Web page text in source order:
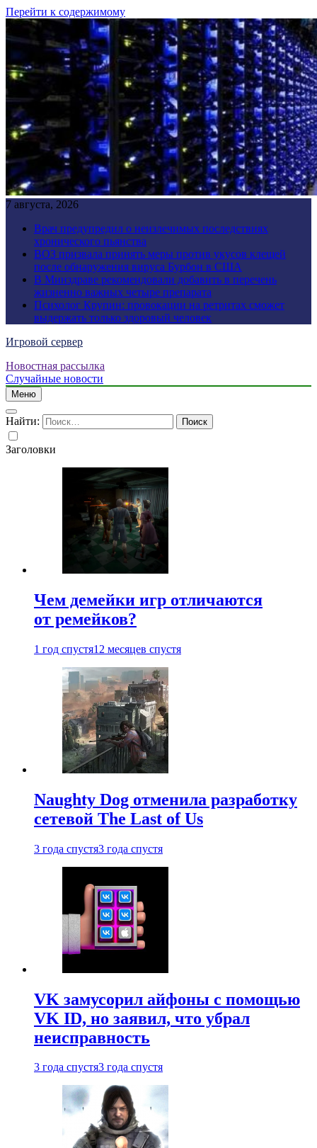
Перейти к содержимому
7 августа, 2026
Врач предупредил о неизлечимых последствиях
хронического пьянства
ВОЗ призвала принять меры против укусов клещей
после обнаружения вируса Бурбон в США
В Минздраве рекомендовали добавить в перечень
жизненно важных четыре препарата
Психолог Крупин: провокации на ретритах сможет
выдержать только здоровый человек
Игровой сервер
Новостная рассылка
Случайные новости
Меню
Найти:
Заголовки
Чем демейки игр отличаются
от ремейков?
1 год спустя12 месяцев спустя
Naughty Dog отменила разработку
сетевой The Last of Us
3 года спустя3 года спустя
VK замусорил айфоны с помощью
VK ID, но заявил, что убрал
неисправность
3 года спустя3 года спустя